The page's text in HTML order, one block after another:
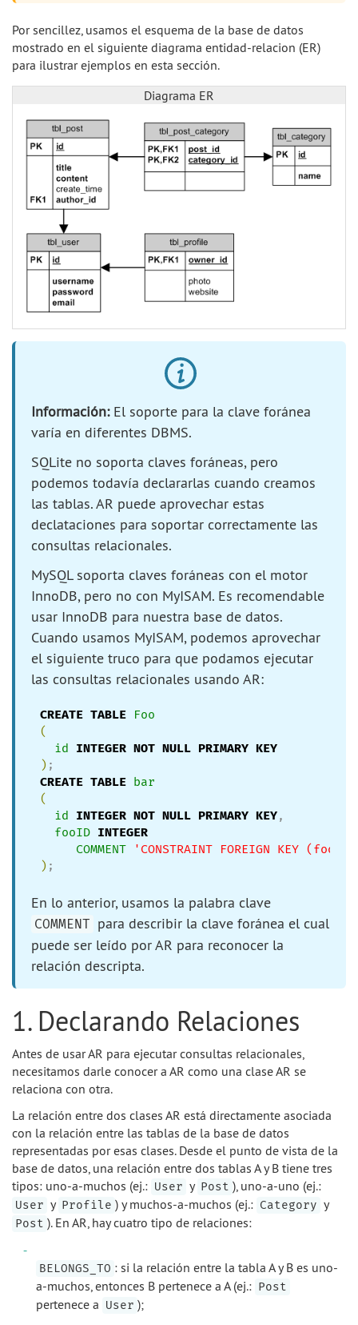
Por sencillez, usamos el esquema de la base de datos
mostrado en el siguiente diagrama entidad-relacion (ER)
para ilustrar ejemplos en esta sección.
Diagrama ER
Información:El soporte para la clave foránea
varía en diferentes DBMS.
SQLite no soporta claves foráneas, pero
podemos todavía declararlas cuando creamos
las tablas. AR puede aprovechar estas
declataciones para soportar correctamente las
consultas relacionales.
MySQL soporta claves foráneas con el motor
InnoDB, pero no con MyISAM. Es recomendable
usar InnoDB para nuestra base de datos.
Cuando usamos MyISAM, podemos aprovechar
el siguiente truco para que podamos ejecutar
las consultas relacionales usando AR:
CREATE TABLE
Foo
(
id
INTEGER NOT NULL PRIMARY KEY
)
CREATE TABLE bar
(
id
INTEGER NOT NULL PRIMARY KEY,
fooID INTEGER
COMMENT
' CONSTRAINT FOREIGN KEY
) ;
En lo anterior, usamos la palabra clave
COMMENT para describir la clave foránea el cual
puede ser leído por AR para reconocer la
relación descripta.
1. Declarando Relaciones
Antes de usar AR para ejecutar consultas relacionales,
necesitamos darle conocer a AR como una clase AR se
relaciona con otra.
La relación entre dos clases AR está directamente asociada
con la relación entre las tablas de la base de datos
representadas por esas clases. Desde el punto de vista de la
base de datos, una relación entre dos tablas A y B tiene tres
tipos: uno-a-muchos (ej.: User y Post ), uno-a-uno (ej.:
User y Profile ) y muchos-a-muchos (ej.: Category y
Post ). En AR, hay cuatro tipo de relaciones:
BELONGS_TO : si la relación entre la tabla A y B es uno-
a-muchos, entonces B pertenece a A (ej.: Post
pertenece a User );